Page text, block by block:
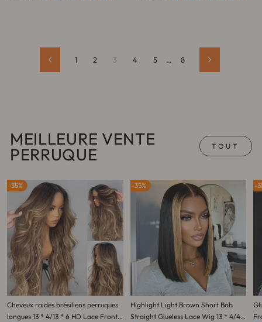
réduit
réduit
Précédent
1 2 3 4 5 … 8 Suivant
MEILLEURE VENTE
PERRUQUE TOUT
35%
Cheveux raides brésiliens perruques
longues 13 * 4/13 * 6 HD Lace Front
35%
Highlight Light Brown Short Bob
Straight Glueless Lace Wig 13 * 4/4 *